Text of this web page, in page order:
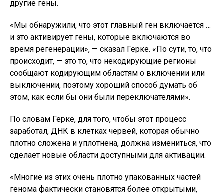
другие гены.
«Мы обнаружили, что этот главный ген включается …
и это активирует гены, которые включаются во
время регенерации», — сказал Герке. «По сути, то, что
происходит, — это то, что некодирующие регионы
сообщают кодирующим областям о включении или
выключении, поэтому хороший способ думать об
этом, как если бы они были переключателями».
По словам Герке, для того, чтобы этот процесс
заработал, ДНК в клетках червей, которая обычно
плотно сложена и уплотнена, должна измениться, что
сделает новые области доступными для активации.
«Многие из этих очень плотно упакованных частей
генома фактически становятся более открытыми,